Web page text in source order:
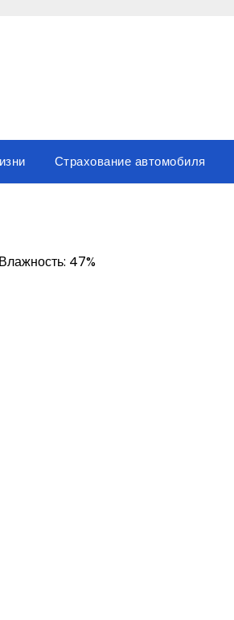
Страхование автомобиля
47%